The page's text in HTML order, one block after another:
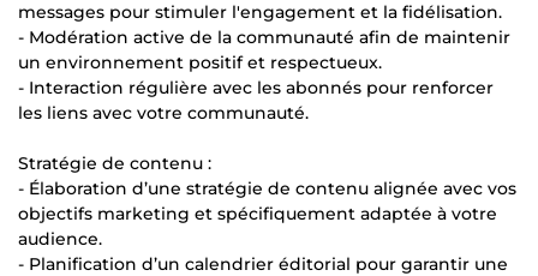
messages pour stimuler l'engagement et la fidélisation.
- Modération active de la communauté afin de maintenir
un environnement positif et respectueux.
- Interaction régulière avec les abonnés pour renforcer
les liens avec votre communauté.
Stratégie de contenu :
- Élaboration d’une stratégie de contenu alignée avec vos
objectifs marketing et spécifiquement adaptée à votre
audience.
- Planification d’un calendrier éditorial pour garantir une